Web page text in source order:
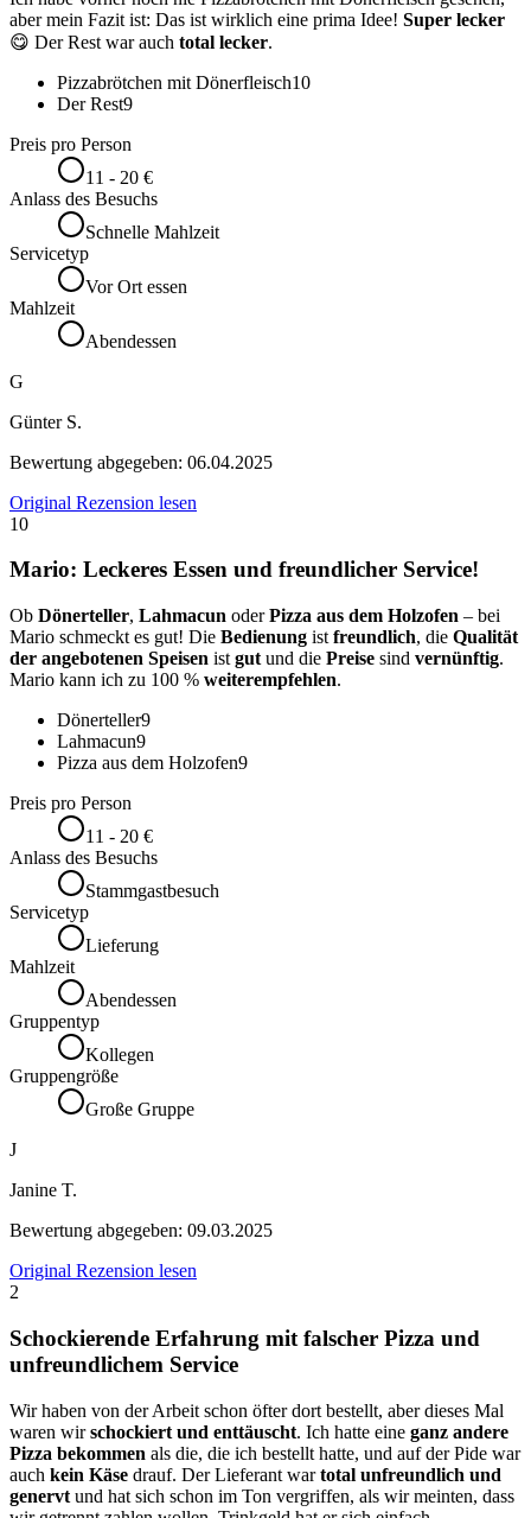
aber mein Fazit ist: Das ist wirklich eine prima Idee! Super lecker
😋 Der Rest war auch total lecker.
Pizzabrötchen mit Dönerfleisch10
Der Rest9
Preis pro Person
11 - 20 €
Anlass des Besuchs
Schnelle Mahlzeit
Servicetyp
Vor Ort essen
Mahlzeit
Abendessen
G
Günter S.
Bewertung abgegeben: 06.04.2025
Original Rezension lesen
10
Mario: Leckeres Essen und freundlicher Service!
Ob Dönerteller, Lahmacun oderPizza aus dem Holzofen – bei
Mario schmeckt es gut! Die Bedienung ist freundlich, die Qualität
der angebotenen Speisen ist gut und die Preise sind vernünftig.
Mario kann ich zu 100 % weiterempfehlen.
Dönerteller9
Lahmacun9
Pizza aus dem Holzofen9
Preis pro Person
11 - 20 €
Anlass des Besuchs
Stammgastbesuch
Servicetyp
Lieferung
Mahlzeit
Abendessen
Gruppentyp
Kollegen
Gruppengröße
Große Gruppe
J
Janine T.
Bewertung abgegeben: 09.03.2025
Original Rezension lesen
2
Schockierende Erfahrung mit falscher Pizza und
unfreundlichem Service
Wir haben von der Arbeit schon öfter dort bestellt, aber dieses Mal
waren wirschockiert und enttäuscht. Ich hatte eine ganz andere
Pizza bekommen als die, die ich bestellt hatte, und auf der Pide war
auch kein Käse drauf. Der Lieferant wartotal unfreundlich und
genervt und hat sich schon im Ton vergriffen, als wir meinten, dass